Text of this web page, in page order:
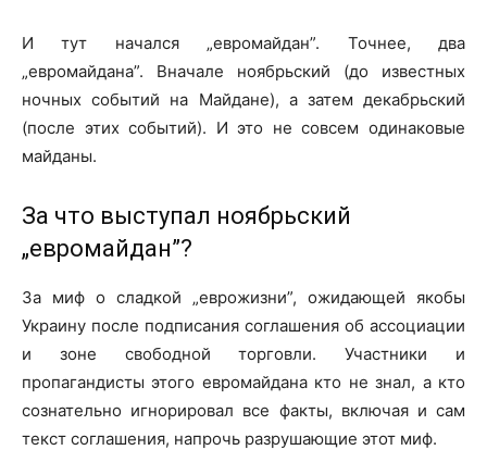
И тут начался „евромайдан”. Точнее, два
„евромайдана”. Вначале ноябрьский (до известных
ночных событий на Майдане), а затем декабрьский
(после этих событий). И это не совсем одинаковые
майданы.
За что выступал ноябрьский
„евромайдан”?
За миф о сладкой „еврожизни”, ожидающей якобы
Украину после подписания соглашения об ассоциации
и зоне свободной торговли. Участники и
пропагандисты этого евромайдана кто не знал, а кто
сознательно игнорировал все факты, включая и сам
текст соглашения, напрочь разрушающие этот миф.